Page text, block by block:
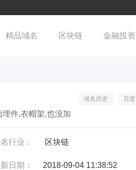
精品域名 区块链 金融投资
件,衣帽架,也没加
域名历史 百度
行业： 区块链
日期： 2018-09-04 11:38:52